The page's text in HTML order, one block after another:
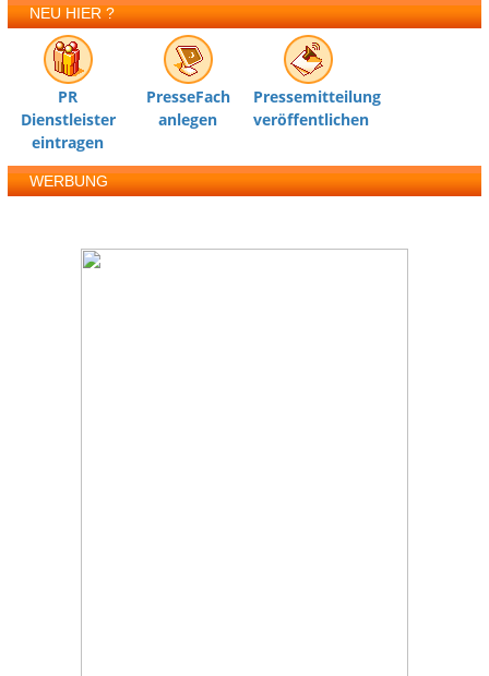
NEU HIER ?
PR
Dienstleister
eintragen
PresseFach
anlegen
Pressemitteilung
veröffentlichen
WERBUNG